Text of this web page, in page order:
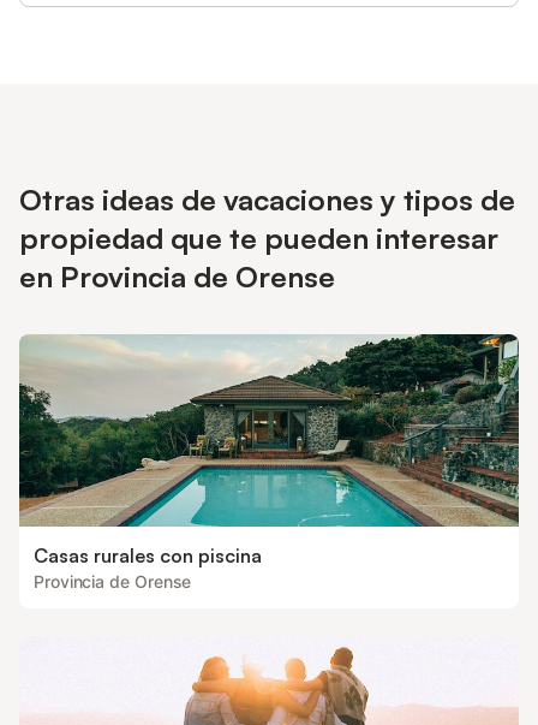
Otras ideas de vacaciones y tipos de
propiedad que te pueden interesar
en Provincia de Orense
Casas rurales con piscina
Provincia de Orense